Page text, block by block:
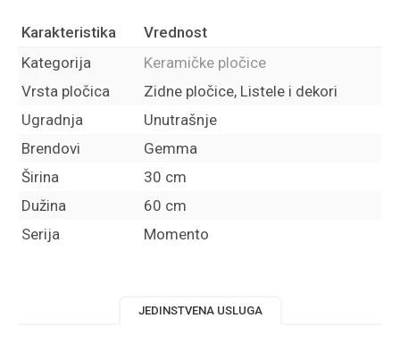
Karakteristika
Vrednost
Kategorija
Keramičke pločice
Vrsta pločica
Zidne pločice, Listele i dekori
Ugradnja
Unutrašnje
Brendovi
Gemma
Širina
30 cm
Dužina
60 cm
Serija
Momento
JEDINSTVENA USLUGA